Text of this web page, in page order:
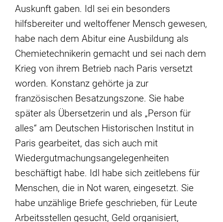
Auskunft gaben. Idl sei ein besonders
hilfsbereiter und weltoffener Mensch gewesen,
habe nach dem Abitur eine Ausbildung als
Chemietechnikerin gemacht und sei nach dem
Krieg von ihrem Betrieb nach Paris versetzt
worden. Konstanz gehörte ja zur
französischen Besatzungszone. Sie habe
später als Übersetzerin und als „Person für
alles“ am Deutschen Historischen Institut in
Paris gearbeitet, das sich auch mit
Wiedergutmachungsangelegenheiten
beschäftigt habe. Idl habe sich zeitlebens für
Menschen, die in Not waren, eingesetzt. Sie
habe unzählige Briefe geschrieben, für Leute
Arbeitsstellen gesucht, Geld organisiert,